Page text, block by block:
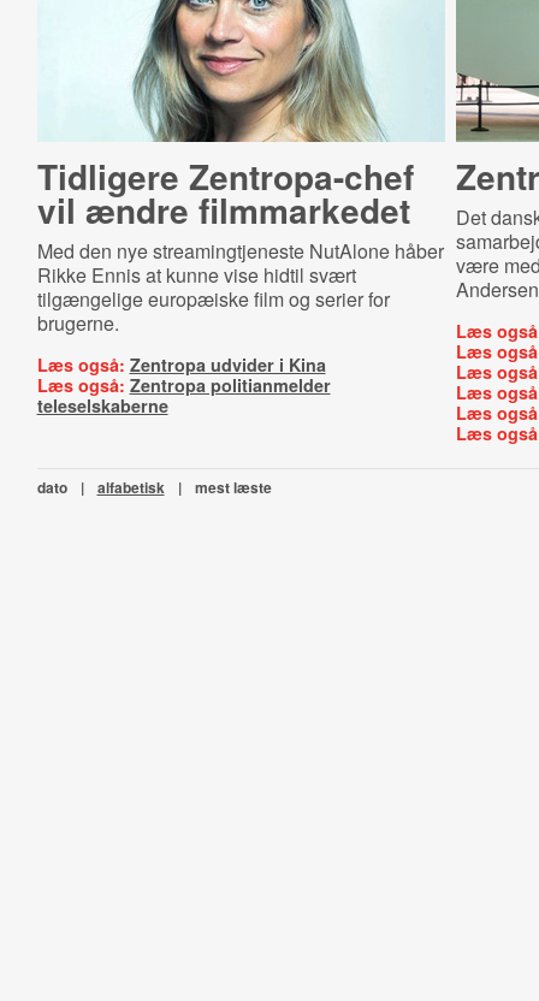
Tidligere Zentropa-chef
vil ændre filmmarkedet
Med den nye streamingtjeneste NutAlone håber
Rikke Ennis at kunne vise hidtil svært
tilgængelige europæiske film og serier for
brugerne.
Læs også: Zentropa udvider i Kina
Læs også: Zentropa politianmelder
teleselskaberne
Det
være
Læs
Læs
Læs
Læs
Læs
Læs
dato | alfabetisk | mest læste